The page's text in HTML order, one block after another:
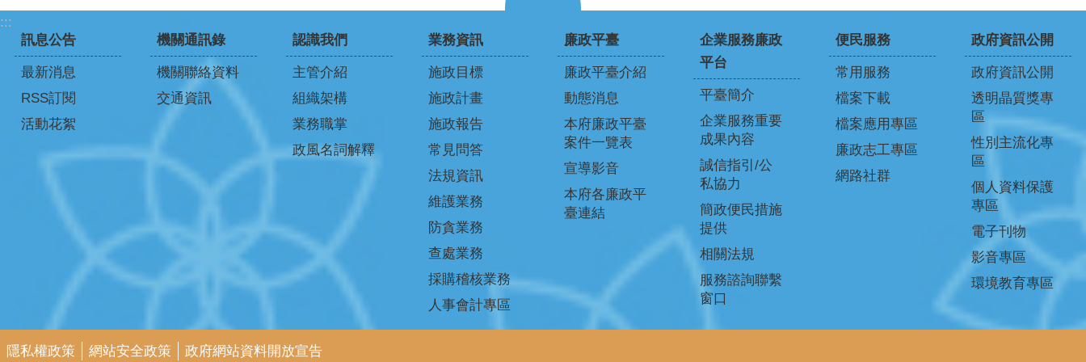
:::
訊息公告
最新消息
RSS訂閱
活動花絮
機關通訊錄
機關聯絡資料
交通資訊
認識我們
主管介紹
組織架構
業務職掌
政風名詞解釋
業務資訊
施政目標
施政計畫
施政報告
常見問答
法規資訊
維護業務
防貪業務
查處業務
採購稽核業務
人事會計專區
廉政平臺
廉政平臺介紹
動態消息
本府廉政平臺
案件一覽表
宣導影音
本府各廉政平
臺連結
企業服務廉政
平台
平臺簡介
企業服務重要
成果內容
誠信指引/公
私協力
簡政便民措施
提供
相關法規
服務諮詢聯繫
窗口
便民服務
常用服務
檔案下載
檔案應用專區
廉政志工專區
網路社群
政府資訊公開
政府資訊公開
透明晶質獎專
區
性別主流化專
區
個人資料保護
專區
電子刊物
影音專區
環境教育專區
隱私權政策 網站安全政策 政府網站資料開放宣告